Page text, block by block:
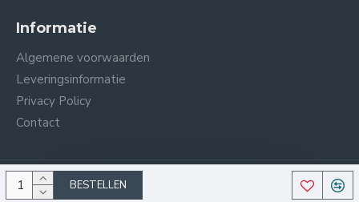
BESTELLEN
Informatie
Algemene voorwaarden
Leveringsinformatie
Privacy Policy
Contact
Copyright © 2024, Equigroomer Nederland, All Rights Reserved